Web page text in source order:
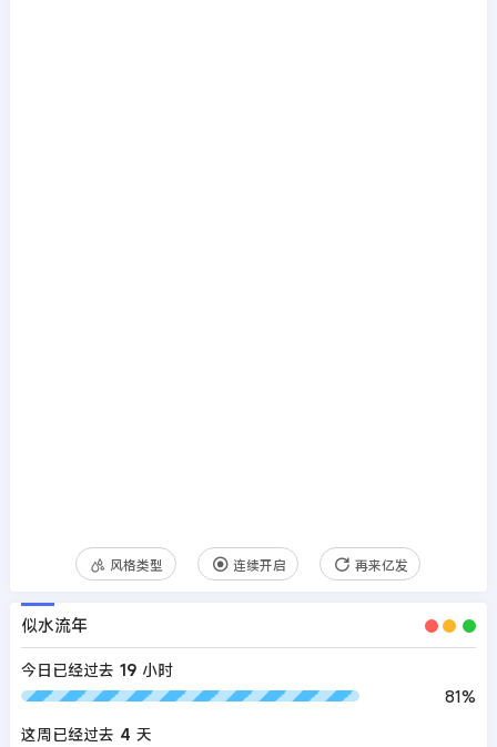
风格类型 连续开启 再来亿发
似水流年
今日已经过去 19 小时
81%
这周已经过去 4 天